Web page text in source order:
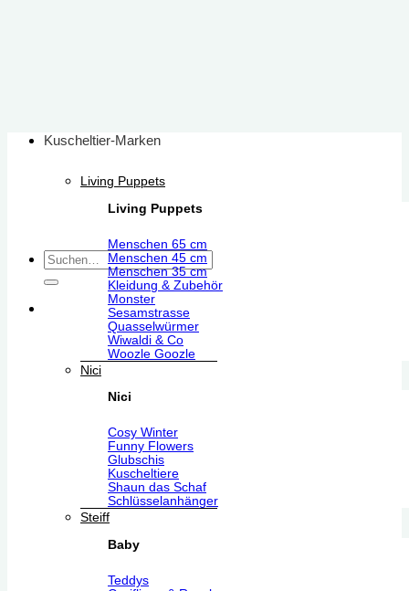
Suchen
nach:
Kuscheltier-Marken
Living Puppets
Living Puppets
Menschen 65 cm
Menschen 45 cm
Menschen 35 cm
Kleidung & Zubehör
Monster
Sesamstrasse
Quasselwürmer
Wiwaldi & Co
Woozle Goozle
Nici
Nici
Cosy Winter
Funny Flowers
Glubschis
Kuscheltiere
Shaun das Schaf
Schlüsselanhänger
Steiff
Baby
Teddys